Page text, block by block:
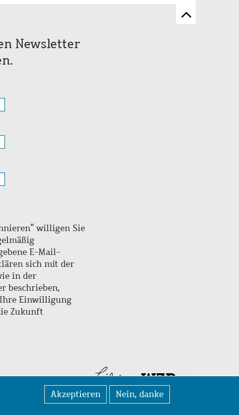
Zum
Newsletter
willigen Sie
E-Mail-
sich mit der
in der
beschrieben,
Einwilligung
Zukunft
Akzeptieren Nein, danke